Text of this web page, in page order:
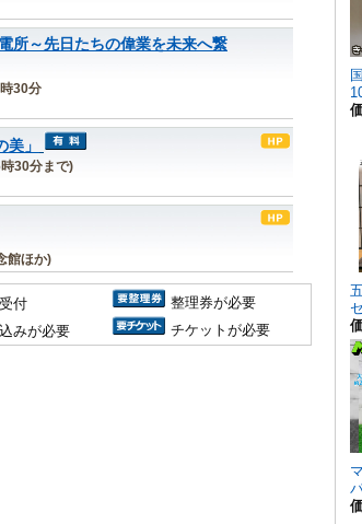
所～先日たちの偉業を未来へ繋
30分
」
30分まで)
館ほか)
付
整理券が必要
みが必要 チケットが必要